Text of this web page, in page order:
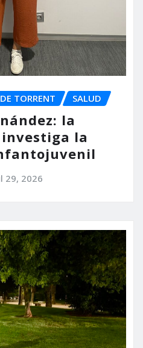
TORRENT SALUD
la
la
29, 2026